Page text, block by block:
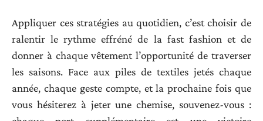
Appliquer ces stratégies au quotidien, c’est choisir de
ralentir le rythme effréné de la fast fashion et de
donner à chaque vêtement l’opportunité de traverser
les saisons. Face aux piles de textiles jetés chaque
année, chaque geste compte, et la prochaine fois que
vous hésiterez à jeter une chemise, souvenez-vous :